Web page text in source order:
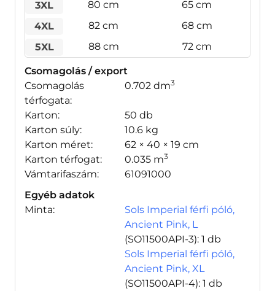
3XL
80 cm
65 cm
4XL
82 cm
68 cm
5XL
88 cm 72 cm
Csomagolás / export
Csomagolás
térfogata:
0.702 dm3
Karton:
50 db
Karton súly:
10.6 kg
Karton méret:
62 × 40 × 19 cm
Karton térfogat:
0.035 m3
Vámtarifaszám:
61091000
Egyéb adatok
Minta:
Sols Imperial férfi póló,
Ancient Pink, L
(SO11500API-3): 1 db
Sols Imperial férfi póló,
Ancient Pink, XL
(SO11500API-4): 1 db